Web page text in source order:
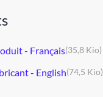
- Français(35,8 Kio)
- English(74,5 Kio)